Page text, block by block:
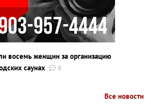
восемь женщин за организацию
саунах
8
Все новости